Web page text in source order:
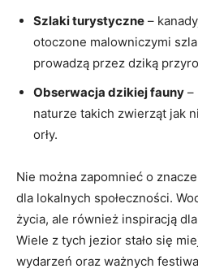
Szlaki turystyczne –
otoczone ​malowniczymi
prowadzą ‍przez dziką
Obserwacja dzikiej​ fauny –
naturze takich zwierząt jak
orły.
Nie można ‌zapomnieć⁢ o
⁢dla lokalnych społeczności.
życia,‌ ale również inspiracją
Wiele z ⁣tych jezior stało się
wydarzeń oraz ważnych